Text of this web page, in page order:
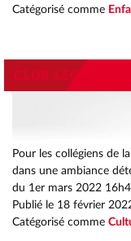
Catégorisé comme
CLUB LECTURE
Pour les collégiens de
dans une ambiance
du 1er mars 2022
Publié le 18 février
Catégorisé comme